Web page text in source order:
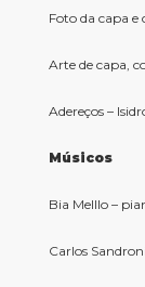
Foto da capa
Arte de capa,
Adereços –
Músicos
Bia Melllo –
Carlos